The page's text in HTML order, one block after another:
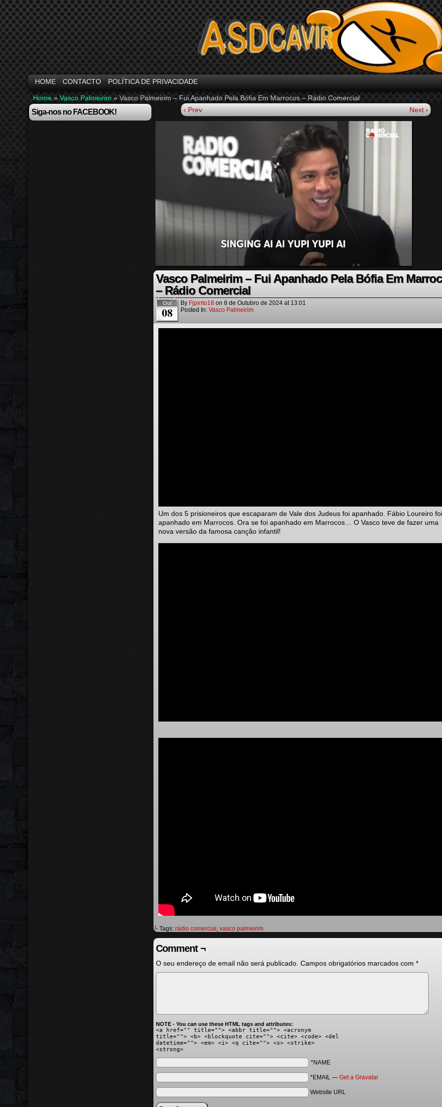
HOME CONTACTO POLÍTICA DE PRIVACIDADE
Home » Vasco Palmeirim » Vasco Palmeirim – Fui Apanhado Pela Bófia Em Marrocos – Rádio Comercial
Siga-nos no FACEBOOK! ‹ Prev Next ›
Vasco Palmeirim – Fui Apanhado Pela Bófia Em
– Rádio Comercial
Out
08
By Fjpinto18 on 8 de Outubro de 2024 at 13:01
Posted In: Vasco Palmeirim
Um dos 5 prisioneiros que escaparam de Vale dos Judeus foi apanhado. Fábio Loureiro foi
apanhado em Marrocos. Ora se foi apanhado em Marrocos… O Vasco teve de fazer uma
nova versão da famosa canção infantil!
└ Tags: rádio comercial , vasco palmeirim
Comment ¬
O seu endereço de email não será publicado. Campos obrigatórios marcados com *
NOTE - You can use these HTML tags and attributes:
<a href="" title=""> <abbr title=""> <acronym
title=""> <b> <blockquote cite=""> <cite> <code> <del
datetime=""> <em> <i> <q cite=""> <s> <strike>
<strong>
*NAME
*EMAIL — Get a Gravatar
Website URL